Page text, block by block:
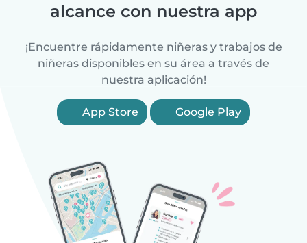
alcance con nuestra app
¡Encuentre rápidamente niñeras y trabajos de
niñeras disponibles en su área a través de
nuestra aplicación!
App Store Google Play